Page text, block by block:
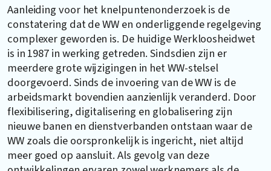
Aanleiding voor het knelpuntenonderzoek is de
constatering dat de WW en onderliggende regelgeving
complexer geworden is. De huidige Werkloosheidwet
is in 1987 in werking getreden. Sindsdien zijn er
meerdere grote wijzigingen in het WW-stelsel
doorgevoerd. Sinds de invoering van de WW is de
arbeidsmarkt bovendien aanzienlijk veranderd. Door
flexibilisering, digitalisering en globalisering zijn
nieuwe banen en dienstverbanden ontstaan waar de
WW zoals die oorspronkelijk is ingericht, niet altijd
meer goed op aansluit. Als gevolg van deze